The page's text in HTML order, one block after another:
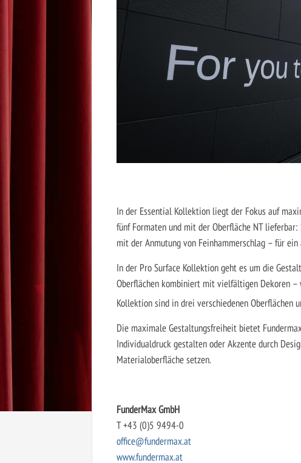
In der Essential Kollektion liegt der Fokus auf
fünf Formaten und mit der Oberfläche NT
mit der Anmutung von Feinhammerschlag – für
In der Pro Surface Kollektion geht es um die
Oberflächen kombiniert mit vielfältigen Dekoren
Kollektion sind in drei verschiedenen
Die maximale Gestaltungsfreiheit bietet
Individualdruck gestalten oder Akzente durch
Materialoberfläche setzen.
FunderMax GmbH
T +43 (0)5 9494-0
office@fundermax.at
www.fundermax.at